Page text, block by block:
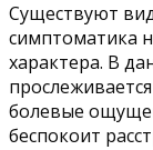
Существуют
симптоматика
характера. В
болевые
беспокоит